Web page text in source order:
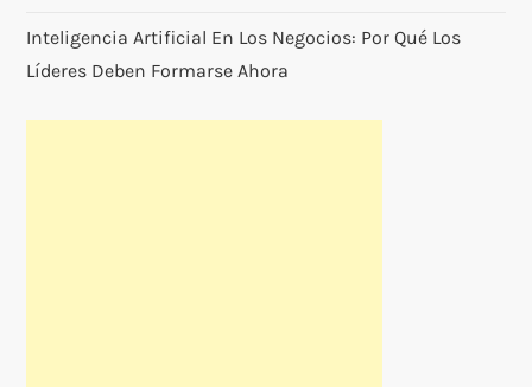
Inteligencia Artificial En Los Negocios: Por Qué Los
Líderes Deben Formarse Ahora